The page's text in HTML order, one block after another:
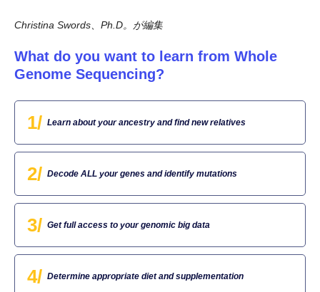
Christina Swords、Ph.D。が編集
What do you want to learn from Whole
Genome Sequencing?
1/ Learn about your ancestry and find new relatives
2/ Decode ALL your genes and identify mutations
3/ Get full access to your genomic big data
4/ Determine appropriate diet and supplementation